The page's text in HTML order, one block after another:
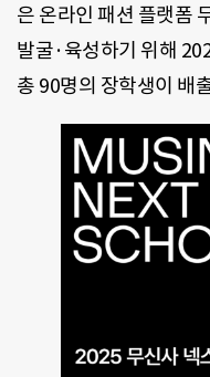
은 온라인 패션 플랫폼
발굴·육성하기 위해
총 90명의 장학생이 배